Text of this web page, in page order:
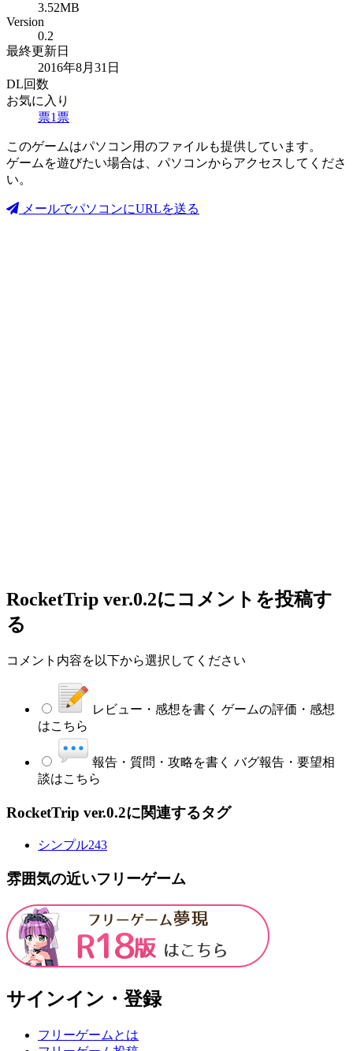
3.52MB
Version
0.2
最終更新日
2016年8月31日
DL回数
お気に入り
票1 票
このゲームはパソコン用のファイルも提供しています。
ゲームを遊びたい場合は、パソコンからアクセスしてくださ
い。
メールでパソコンにURLを送る
RocketTrip ver.0.2にコメントを投稿す
る
コメント内容を以下から選択してください
レビュー・感想を書く ゲームの評価・感想
はこちら
報告・質問・攻略を書く バグ報告・要望相
談はこちら
RocketTrip ver.0.2に関連するタグ
シンプル243
雰囲気の近いフリーゲーム
サインイン・登録
フリーゲームとは